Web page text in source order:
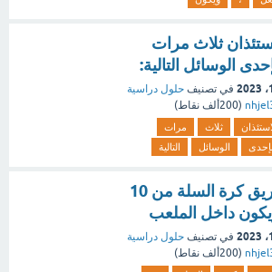
ثلاث مرات
الوسائل التالية:
في تصنيف حلول دراسية
(200ألف نقاط)
ثلاث
مرات
بإحدى الوسائل التالية
يتكون فريق كرة السلة من 10
داخل الملعب
في تصنيف حلول دراسية
(200ألف نقاط)